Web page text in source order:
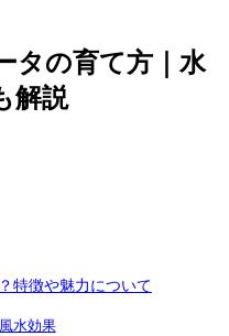
タの育て方｜水
解説
特徴や魅力について
水効果